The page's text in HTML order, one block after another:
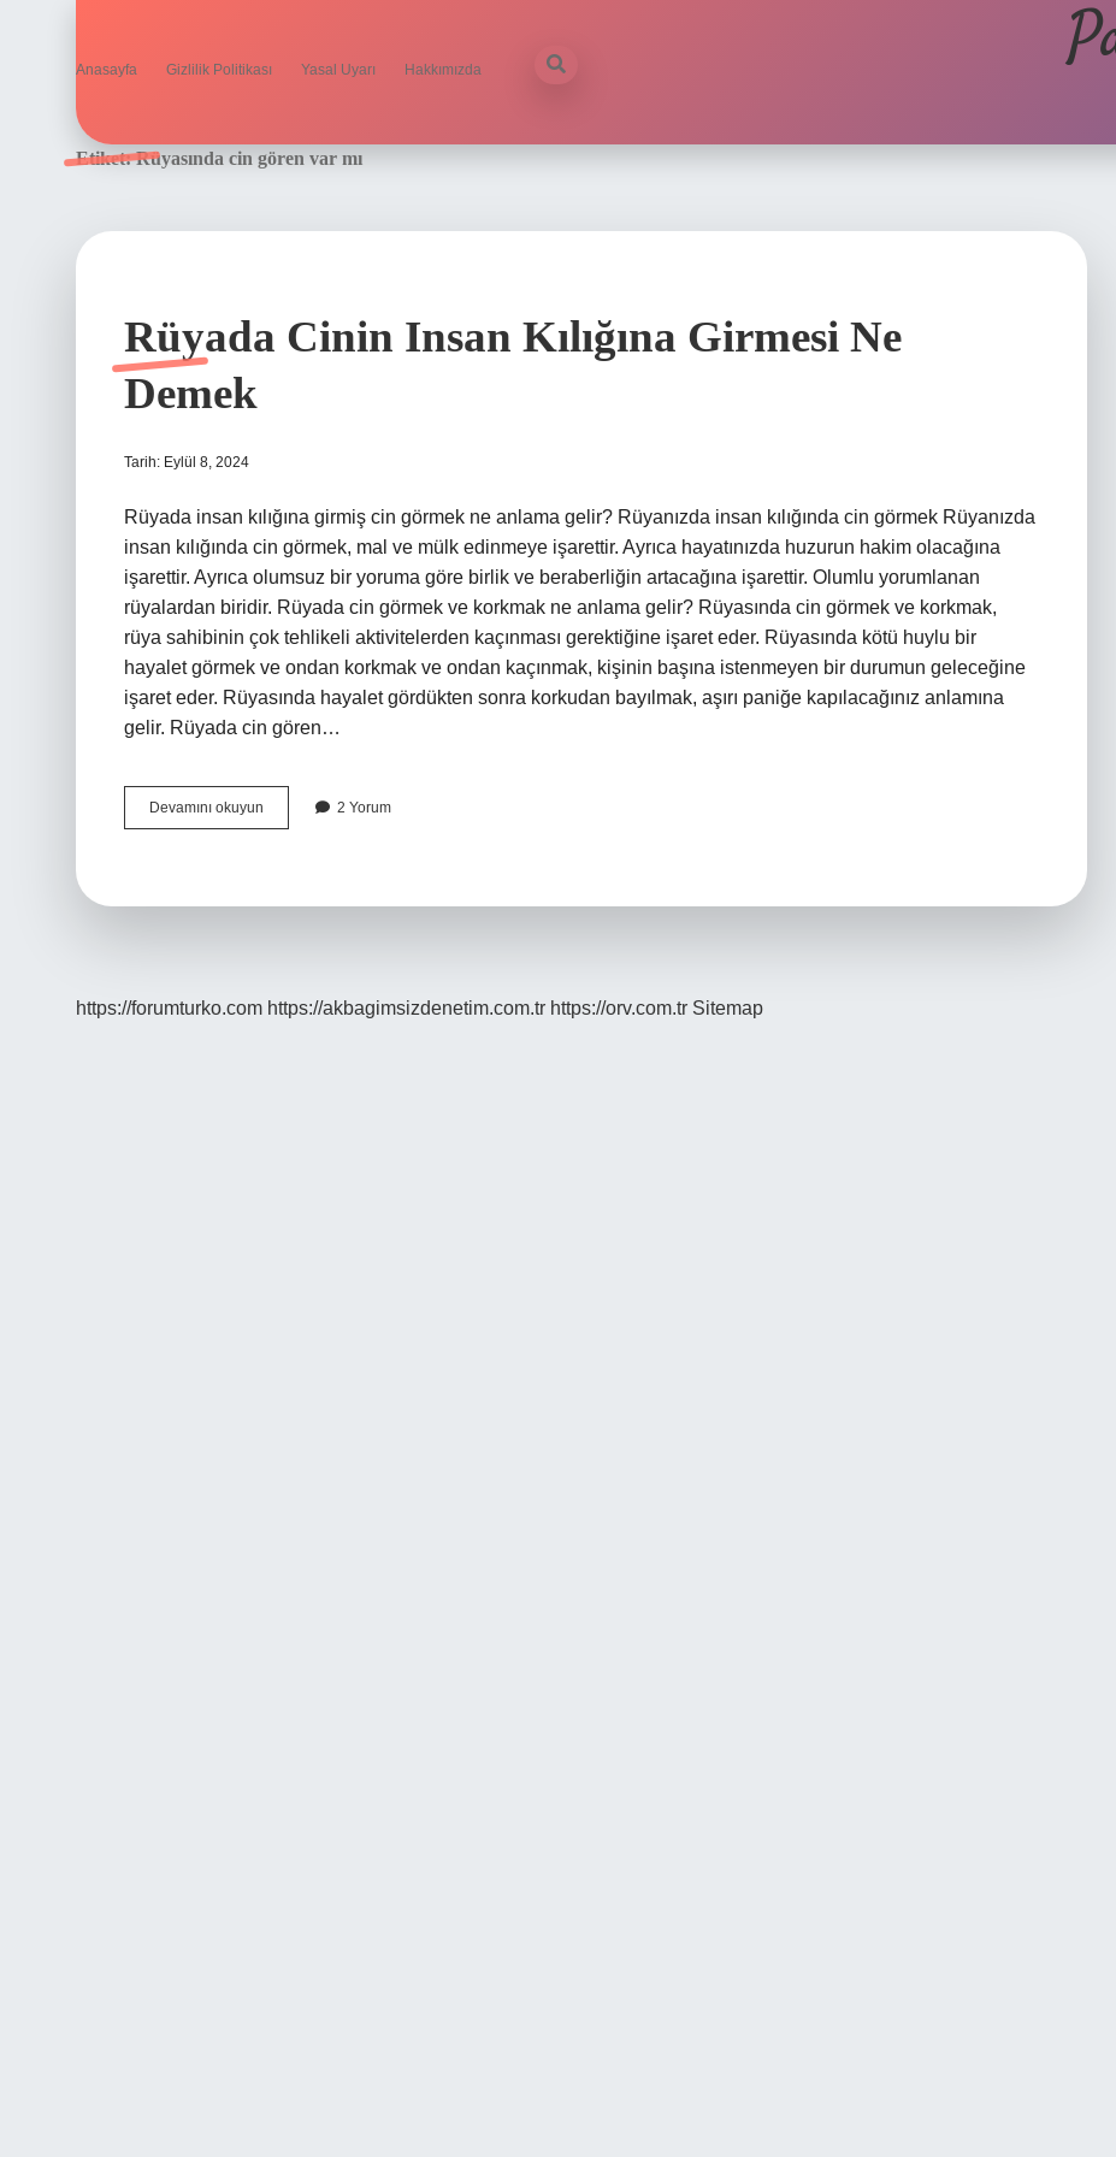
Anasayfa Gizlilik Politikası Yasal Uyarı Hakkımızda
Etiket:Rüyasında cin gören var mı
Rüyada Cinin Insan Kılığına Girmesi Ne
Demek
Tarih: Eylül 8, 2024
Rüyada insan kılığına girmiş cin görmek ne anlama gelir? Rüyanızda insan kılığında cin görmek Rüyanızda
insan kılığında cin görmek, mal ve mülk edinmeye işarettir. Ayrıca hayatınızda huzurun hakim olacağına
işarettir. Ayrıca olumsuz bir yoruma göre birlik ve beraberliğin artacağına işarettir. Olumlu yorumlanan
rüyalardan biridir. Rüyada cin görmek ve korkmak ne anlama gelir? Rüyasında cin görmek ve korkmak,
rüya sahibinin çok tehlikeli aktivitelerden kaçınması gerektiğine işaret eder. Rüyasında kötü huylu bir
hayalet görmek ve ondan korkmak ve ondan kaçınmak, kişinin başına istenmeyen bir durumun geleceğine
işaret eder. Rüyasında hayalet gördükten sonra korkudan bayılmak, aşırı paniğe kapılacağınız anlamına
gelir. Rüyada cin gören…
Devamını okuyun
Cinin
2 Yorum
https://forumturko.com https://akbagimsizdenetim.com.tr https://orv.com.tr Sitemap